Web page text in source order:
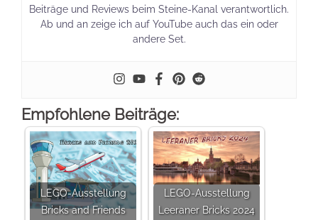
Beiträge und Reviews beim Steine-Kanal verantwortlich.
Ab und an zeige ich auf YouTube auch das ein oder
andere Set.
Empfohlene Beiträge:
LEGO-Ausstellung
Bricks and Friends
LEGO-Ausstellung
Leeraner Bricks 2024